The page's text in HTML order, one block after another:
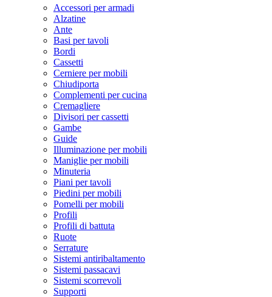
Accessori per armadi
Alzatine
Ante
Basi per tavoli
Bordi
Cassetti
Cerniere per mobili
Chiudiporta
Complementi per cucina
Cremagliere
Divisori per cassetti
Gambe
Guide
Illuminazione per mobili
Maniglie per mobili
Minuteria
Piani per tavoli
Piedini per mobili
Pomelli per mobili
Profili
Profili di battuta
Ruote
Serrature
Sistemi antiribaltamento
Sistemi passacavi
Sistemi scorrevoli
Supporti